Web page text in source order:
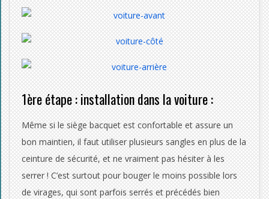
H
a
n
d
i
c
a
p
1ère étape : installation dans la voiture :
Même si le siège bacquet est confortable et assure un
bon maintien, il faut utiliser plusieurs sangles en plus de la
ceinture de sécurité, et ne vraiment pas hésiter à les
serrer ! C’est surtout pour bouger le moins possible lors
de virages, qui sont parfois serrés et précédés bien